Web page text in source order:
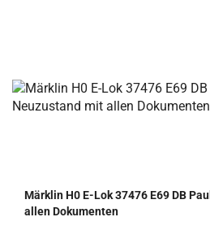
Märk­lin H0 E-Lok 37476 E69 DB
allen Do­ku­men­ten